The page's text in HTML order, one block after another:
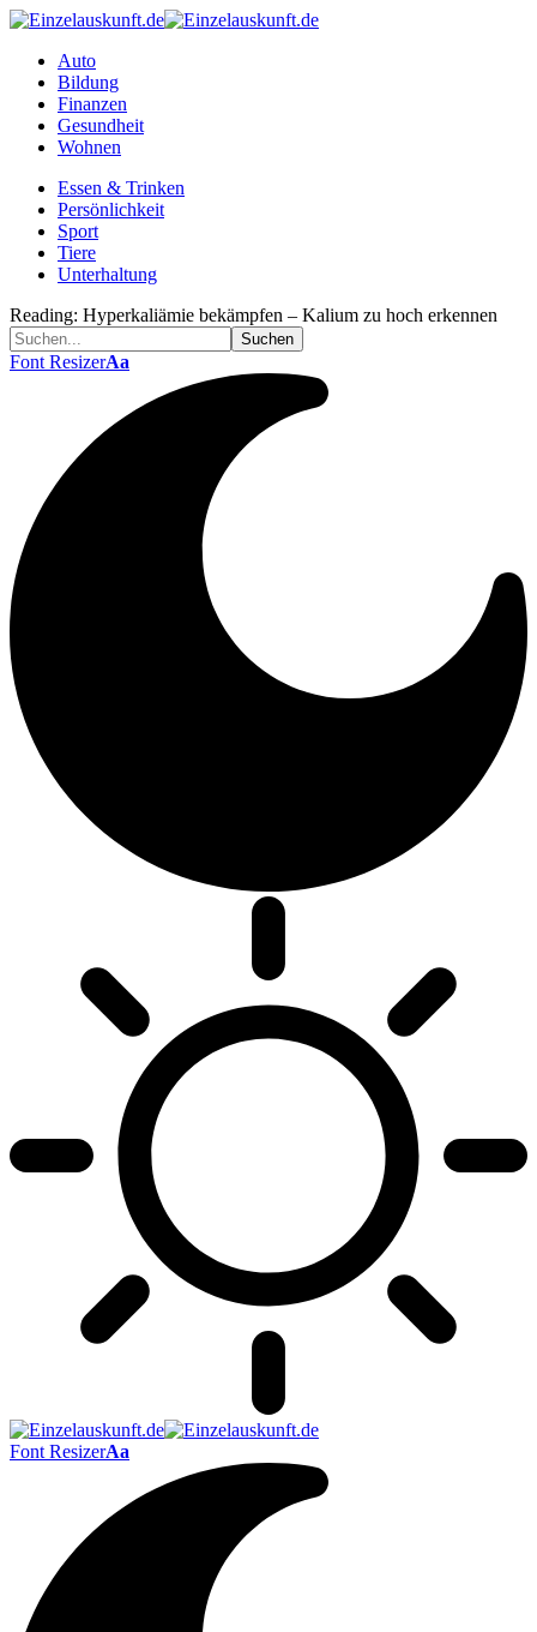
Auto
Bildung
Finanzen
Gesundheit
Wohnen
Essen & Trinken
Persönlichkeit
Sport
Tiere
Unterhaltung
Reading: Hyperkaliämie bekämpfen – Kalium zu hoch erkennen
Font ResizerAa
Font ResizerAa